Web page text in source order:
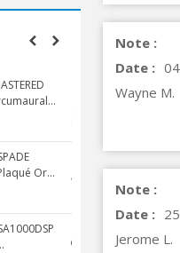
Or...
DIN
Cuivre +...
119,90 €
SMALL
Note :
Date :
Wayne M.
Note :
Date :
Jerome L.